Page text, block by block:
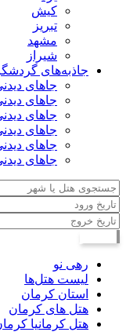
کیش
تبریز
مشهد
شیراز
جاذبه‌های
جاهای
جاهای
جاهای
جاهای
جاهای
جاهای
رهی نو
لیست هتل‌ها
استان کرمان
هتل های کرمان
هتل کرمانیا